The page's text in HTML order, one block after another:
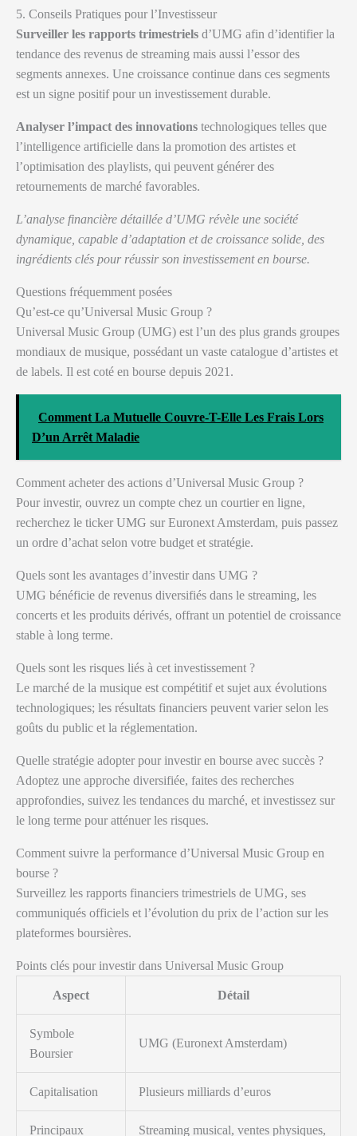
5. Conseils Pratiques pour l’Investisseur
Surveiller les rapports trimestriels d’UMG afin d’identifier la
tendance des revenus de streaming mais aussi l’essor des
segments annexes. Une croissance continue dans ces segments
est un signe positif pour un investissement durable.
Analyser l’impact des innovations technologiques telles que
l’intelligence artificielle dans la promotion des artistes et
l’optimisation des playlists, qui peuvent générer des
retournements de marché favorables.
L’analyse financière détaillée d’UMG révèle une société
dynamique, capable d’adaptation et de croissance solide, des
ingrédients clés pour réussir son investissement en bourse.
Questions fréquemment posées
Qu’est-ce qu’Universal Music Group ?
Universal Music Group (UMG) est l’un des plus grands groupes
mondiaux de musique, possédant un vaste catalogue d’artistes et
de labels. Il est coté en bourse depuis 2021.
Comment La Mutuelle Couvre-T-Elle Les Frais Lors
D’un Arrêt Maladie
Comment acheter des actions d’Universal Music Group ?
Pour investir, ouvrez un compte chez un courtier en ligne,
recherchez le ticker UMG sur Euronext Amsterdam, puis passez
un ordre d’achat selon votre budget et stratégie.
Quels sont les avantages d’investir dans UMG ?
UMG bénéficie de revenus diversifiés dans le streaming, les
concerts et les produits dérivés, offrant un potentiel de croissance
stable à long terme.
Quels sont les risques liés à cet investissement ?
Le marché de la musique est compétitif et sujet aux évolutions
technologiques; les résultats financiers peuvent varier selon les
goûts du public et la réglementation.
Quelle stratégie adopter pour investir en bourse avec succès ?
Adoptez une approche diversifiée, faites des recherches
approfondies, suivez les tendances du marché, et investissez sur
le long terme pour atténuer les risques.
Comment suivre la performance d’Universal Music Group en
bourse ?
Surveillez les rapports financiers trimestriels de UMG, ses
communiqués officiels et l’évolution du prix de l’action sur les
plateformes boursières.
Points clés pour investir dans Universal Music Group
Aspect Détail
Symbole
Boursier
UMG (Euronext Amsterdam)
Capitalisation Plusieurs milliards d’euros
Principaux Streaming musical, ventes physiques,